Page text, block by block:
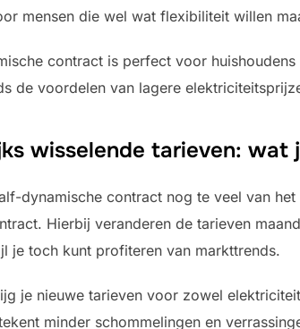
mensen die wel wat flexibiliteit willen
contract is perfect voor
de voordelen van lagere
wisselende tarieven: wat
dynamische contract nog te veel van
Hierbij veranderen de tarieven
je toch kunt profiteren van markttrends.
je nieuwe tarieven voor zowel
minder schommelingen en